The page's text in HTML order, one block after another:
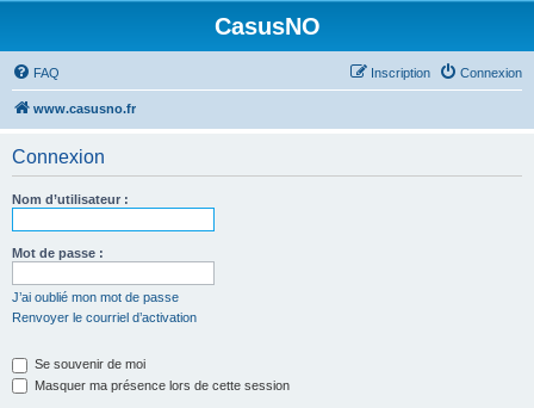
CasusNO
FAQ Connexion
Inscription
www.casusno.fr
Connexion
Nom d’utilisateur :
Mot de passe :
J’ai oublié mon mot de passe
Renvoyer le courriel d’activation
Se souvenir de moi
Masquer ma présence lors de cette session